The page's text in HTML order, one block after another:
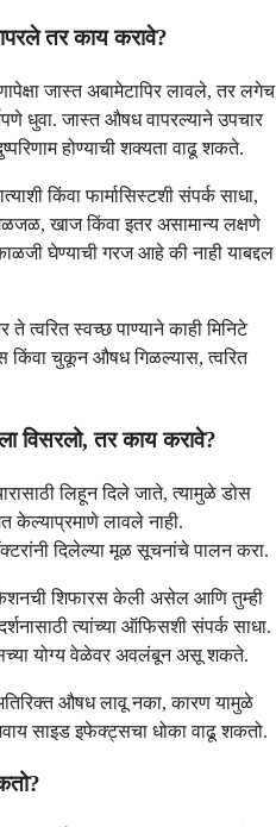
तर काय करावे?
जास्त अबामेटापिर लावले, तर लगेच
धुवा. जास्त औषध वापरल्याने उपचार
होण्याची शक्यता वाढू शकते.
किंवा फार्मासिस्टशी संपर्क साधा,
खाज किंवा इतर असामान्य लक्षणे
घेण्याची गरज आहे की नाही याबद्दल
स्वच्छ पाण्याने काही मिनिटे
किंवा चुकून औषध गिळल्यास, त्वरित
विसरलो, तर काय करावे?
लिहून दिले जाते, त्यामुळे डोस
केल्याप्रमाणे लावले नाही.
दिलेल्या मूळ सूचनांचे पालन करा.
शिफारस केली असेल आणि तुम्ही
त्यांच्या ऑफिसशी संपर्क साधा.
योग्य वेळेवर अवलंबून असू शकते.
औषध लावू नका, कारण यामुळे
साइड इफेक्ट्सचा धोका वाढू शकतो.